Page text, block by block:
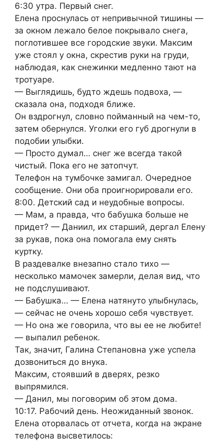
6:30 утра. Первый снег.
Елена проснулась от непривычной тишины —
за окном лежало белое покрывало снега,
поглотившее все городские звуки. Максим
уже стоял у окна, скрестив руки на груди,
наблюдая, как снежинки медленно тают на
тротуаре.
— Выглядишь, будто ждешь подвоха, —
сказала она, подходя ближе.
Он вздрогнул, словно пойманный на чем-то,
затем обернулся. Уголки его губ дрогнули в
подобии улыбки.
— Просто думал… снег же всегда такой
чистый. Пока его не затопчут.
Телефон на тумбочке замигал. Очередное
сообщение. Они оба проигнорировали его.
8:00. Детский сад и неудобные вопросы.
— Мам, а правда, что бабушка больше не
придет? — Даниил, их старший, дергал Елену
за рукав, пока она помогала ему снять
куртку.
В раздевалке внезапно стало тихо —
несколько мамочек замерли, делая вид, что
не подслушивают.
— Бабушка… — Елена натянуто улыбнулась,
— сейчас не очень хорошо себя чувствует.
— Но она же говорила, что вы ее не любите!
— выпалил ребенок.
Так, значит, Галина Степановна уже успела
дозвониться до внука.
Максим, стоявший в дверях, резко
выпрямился.
— Данил, мы поговорим об этом дома.
10:17. Рабочий день. Неожиданный звонок.
Елена оторвалась от отчета, когда на экране
телефона высветилось: